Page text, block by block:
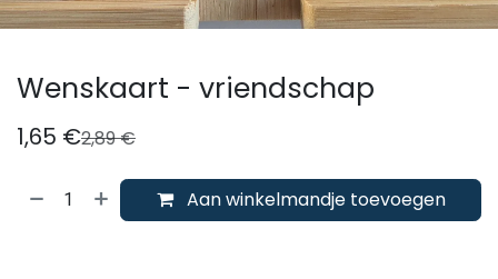
Wenskaart - vriendschap
1,65 €2,89€
Aan winkelmandje toevoegen